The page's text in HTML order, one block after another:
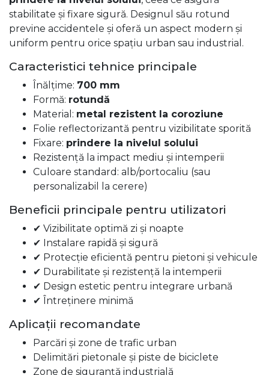
stabilitate și fixare sigură. Designul său rotund
previne accidentele și oferă un aspect modern și
uniform pentru orice spațiu urban sau industrial.
Caracteristici tehnice principale
Înălțime: 700 mm
Formă: rotundă
Material: metal rezistent la coroziune
Folie reflectorizantă pentru vizibilitate sporită
Fixare: prindere la nivelul solului
Rezistență la impact mediu și intemperii
Culoare standard: alb/portocaliu (sau
personalizabil la cerere)
Beneficii principale pentru utilizatori
✔ Vizibilitate optimă zi și noapte
✔ Instalare rapidă și sigură
✔ Protecție eficientă pentru pietoni și vehicule
✔ Durabilitate și rezistență la intemperii
✔ Design estetic pentru integrare urbană
✔ Întreținere minimă
Aplicații recomandate
Parcări și zone de trafic urban
Delimitări pietonale și piste de biciclete
Zone de siguranță industrială